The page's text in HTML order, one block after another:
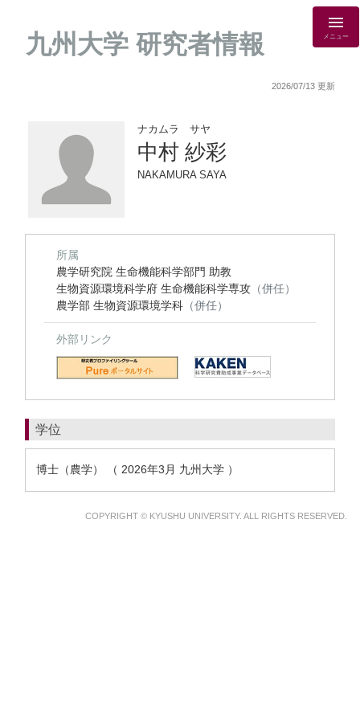
九州大学 研究者情報 メニュー
2026/07/13 更新
ナカムラ サヤ
中村 紗彩
NAKAMURA SAYA
所属
農学研究院 生命機能科学部門 助教
生物資源環境科学府 生命機能科学専攻 （併任）
農学部 生物資源環境学科 （併任）
外部リンク
学位
博士（農学） （ 2026年3月 九州大学 ）
COPYRIGHT © KYUSHU UNIVERSITY. ALL RIGHTS RESERVED.